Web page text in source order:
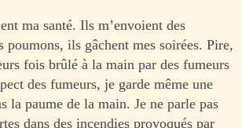
ma santé. Ils m’envoient des
poumons, ils gâchent mes soirées. Pire,
fois brûlé à la main par des fumeurs
des fumeurs, je garde même une
la paume de la main. Je ne parle pas
dans des incendies provoqués par